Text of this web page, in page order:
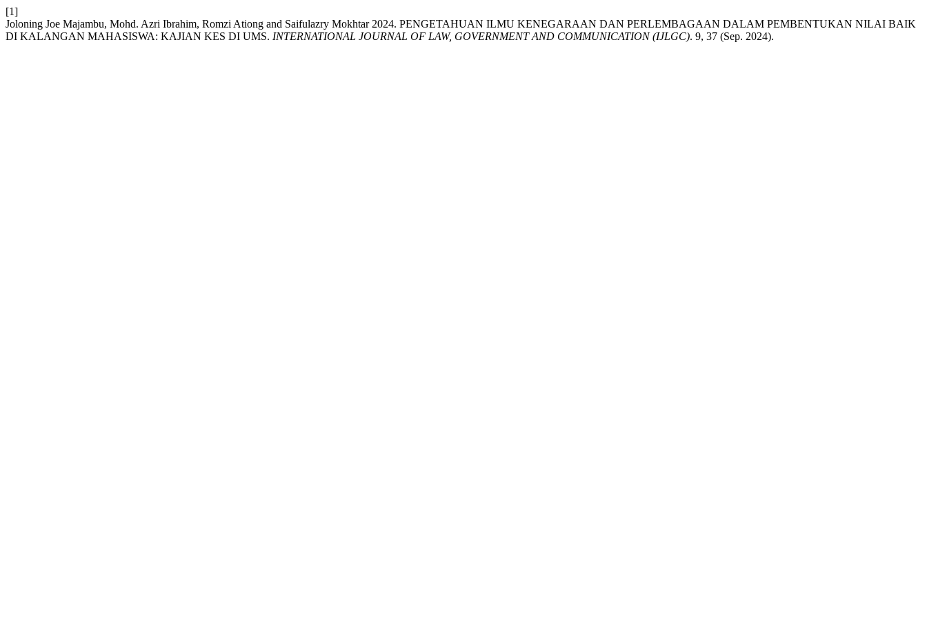
[1]
Joloning Joe Majambu, Mohd. Azri Ibrahim, Romzi Ationg and Saifulazry Mokhtar 2024. PENGETAHUAN ILMU KENEGARAAN DAN PERLEMBAGAAN DALAM PEMBENTUKAN NILAI BAIK
DI KALANGAN MAHASISWA: KAJIAN KES DI UMS. INTERNATIONAL JOURNAL OF LAW, GOVERNMENT AND COMMUNICATION (IJLGC). 9, 37 (Sep. 2024).